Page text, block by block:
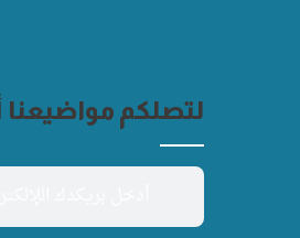
لتصلكم مواضيعنا